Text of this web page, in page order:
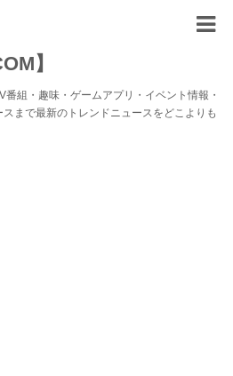
】
組・趣味・ゲームアプリ・イベント情報・
まで最新のトレンドニュースをどこよりも